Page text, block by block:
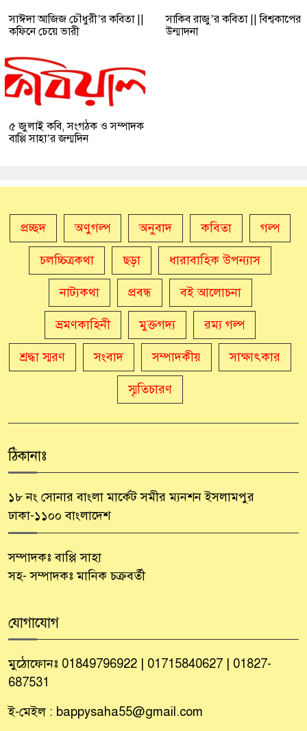
সাঈদা আজিজ চৌধুরী’র কবিতা ||
কফিনে চেয়ে ভারী
সাকিব রাজু’র কবিতা || বিশ্বকাপের
উন্মাদনা
৫ জুলাই কবি, সংগঠক ও সম্পাদক
বাপ্পি সাহা’র জন্মদিন
প্রচ্ছদ অণুগল্প অনুবাদ কবিতা গল্প
চলচ্চিত্রকথা ছড়া ধারাবাহিক উপন্যাস
নাট্যকথা প্রবন্ধ বই আলোচনা
ভ্রমণকাহিনী মুক্তগদ্য রম্য গল্প
শ্রদ্ধা স্মরণ সংবাদ সম্পাদকীয় সাক্ষাৎকার
স্মৃতিচারণ
ঠিকানাঃ
১৮ নং সোনার বাংলা মার্কেট সমীর ম্যনশন ইসলামপুর
ঢাকা-১১০০ বাংলাদেশ
সম্পাদকঃ বাপ্পি সাহা
সহ- সম্পাদকঃ মানিক চক্রবর্তী
যোগাযোগ
মুঠোফোনঃ 01849796922 | 01715840627 | 01827-
687531
ই-মেইল : bappysaha55@gmail.com